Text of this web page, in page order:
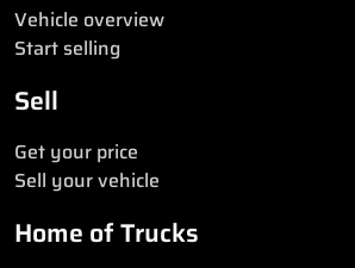
Vehicle overview
Start selling
Sell
Get your price
Sell your vehicle
Home of Trucks